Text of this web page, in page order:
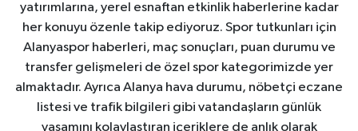
yatırımlarına, yerel esnaftan etkinlik haberlerine kadar
her konuyu özenle takip ediyoruz. Spor tutkunları için
Alanyaspor haberleri, maç sonuçları, puan durumu ve
transfer gelişmeleri de özel spor kategorimizde yer
almaktadır. Ayrıca Alanya hava durumu, nöbetçi eczane
listesi ve trafik bilgileri gibi vatandaşların günlük
yaşamını kolaylaştıran içeriklere de anlık olarak